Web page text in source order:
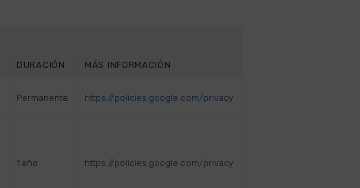
DURACIÓN MÁS INFORMACIÓN
Permanente https://policies.google.com/privacy
1 año https://policies.google.com/privacy